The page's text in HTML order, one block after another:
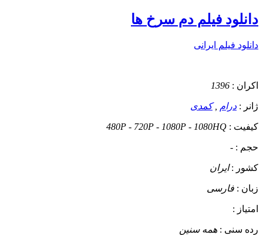
دانلود فیلم دم سرخ ها
دانلود فیلم ایرانی
اکران : 1396
ژانر : درام ,کمدی
کیفیت : 480P - 720P - 1080P - 1080HQ
حجم : -
کشور :ایران
زبان : فارسی
امتیاز :
رده سنی : همه سنین